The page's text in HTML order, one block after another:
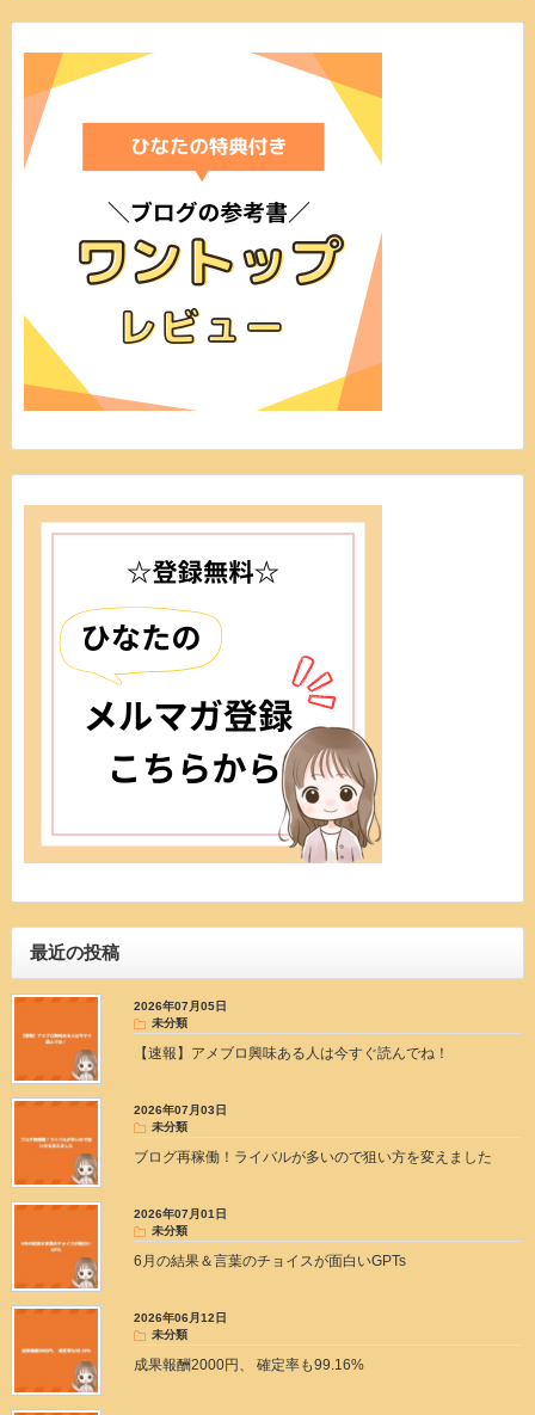
最近の投稿
2026年07月05日
未分類
【速報】アメブロ興味ある人は今すぐ読んでね！
2026年07月03日
未分類
ブログ再稼働！ライバルが多いので狙い方を変えました
2026年07月01日
未分類
6月の結果＆言葉のチョイスが面白いGPTs
2026年06月12日
未分類
成果報酬2000円、 確定率も99.16%